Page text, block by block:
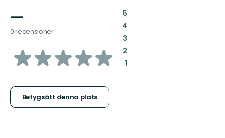
—
0 recensioner
av
stjärnor
Betygsätt denna plats
5:
4:
3:
2:
1: